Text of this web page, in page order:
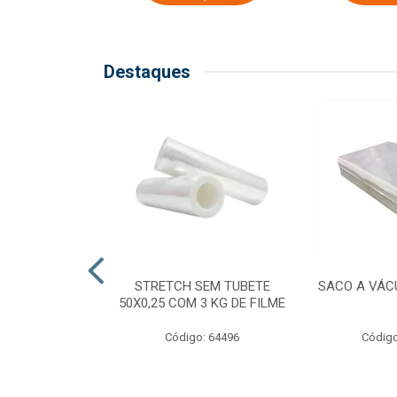
Destaques
STRETCH SEM TUBETE
50X0,25 COM 3 KG DE FILME
Código: 64496
SACO A